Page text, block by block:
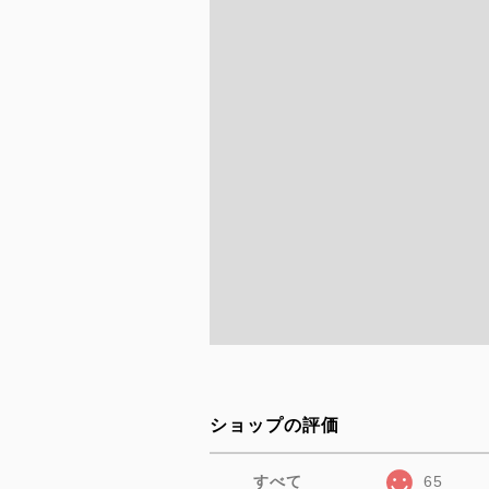
ショップの評価
すべて 65